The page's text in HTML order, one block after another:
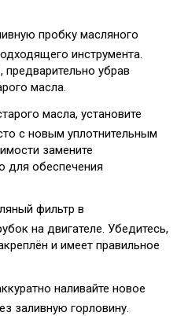
пробку масляного
инструмента.
убрав
масла.
масла, установите
с новым уплотнительным
замените
для обеспечения
фильтр в
на двигателе. Убедитесь,
и имеет правильное
наливайте новое
заливную горловину.